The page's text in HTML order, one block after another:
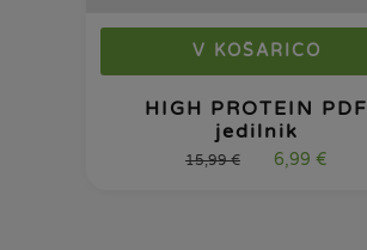
V KOŠARICO
HIGH PROTEIN PDF
jedilnik
15,99€ 6,99 €